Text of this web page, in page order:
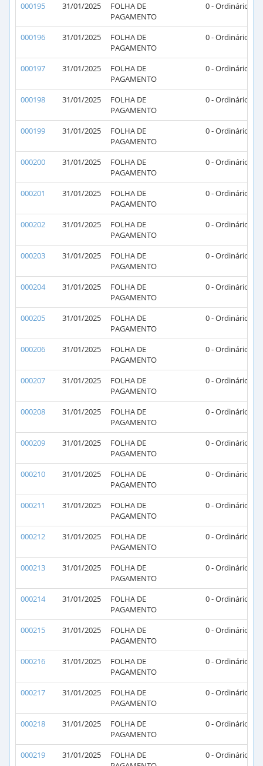
000195 31/01/2025
FOLHA DE
PAGAMENTO
0 - Ordinário
000196 31/01/2025
FOLHA DE
PAGAMENTO
0 - Ordinário
000197 31/01/2025
FOLHA DE
PAGAMENTO
0 - Ordinário
000198 31/01/2025
FOLHA DE
PAGAMENTO
0 - Ordinário
000199 31/01/2025
FOLHA DE
PAGAMENTO
0 - Ordinário
000200 31/01/2025
FOLHA DE
PAGAMENTO
0 - Ordinário
000201 31/01/2025
FOLHA DE
PAGAMENTO
0 - Ordinário
000202 31/01/2025
FOLHA DE
PAGAMENTO
0 - Ordinário
000203 31/01/2025
FOLHA DE
PAGAMENTO
0 - Ordinário
000204 31/01/2025
FOLHA DE
PAGAMENTO
0 - Ordinário
000205 31/01/2025
FOLHA DE
PAGAMENTO
0 - Ordinário
000206 31/01/2025
FOLHA DE
PAGAMENTO
0 - Ordinário
000207 31/01/2025
FOLHA DE
PAGAMENTO
0 - Ordinário
000208 31/01/2025
FOLHA DE
PAGAMENTO
0 - Ordinário
000209 31/01/2025
FOLHA DE
PAGAMENTO
0 - Ordinário
000210 31/01/2025
FOLHA DE
PAGAMENTO
0 - Ordinário
000211 31/01/2025
FOLHA DE
PAGAMENTO
0 - Ordinário
000212 31/01/2025
FOLHA DE
PAGAMENTO
0 - Ordinário
000213 31/01/2025
FOLHA DE
PAGAMENTO
0 - Ordinário
000214 31/01/2025
FOLHA DE
PAGAMENTO
0 - Ordinário
000215 31/01/2025
FOLHA DE
PAGAMENTO
0 - Ordinário
000216 31/01/2025
FOLHA DE
PAGAMENTO
0 - Ordinário
000217 31/01/2025
FOLHA DE
PAGAMENTO
0 - Ordinário
000218 31/01/2025
FOLHA DE
PAGAMENTO
0 - Ordinário
000219 31/01/2025
FOLHA DE
0 - Ordinário